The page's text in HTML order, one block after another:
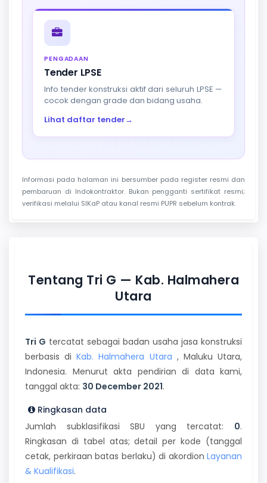
PENGADAAN
Tender LPSE
Info tender konstruksi aktif dari seluruh LPSE —
cocok dengan grade dan bidang usaha.
Lihat daftar tender→
Informasi pada halaman ini bersumber pada register resmi dan
pembaruan di Indokontraktor. Bukan pengganti sertifikat resmi;
verifikasi melalui SIKaP atau kanal resmi PUPR sebelum kontrak.
Tentang Tri G — Kab. Halmahera
Utara
Tri G tercatat sebagai badan usaha jasa konstruksi
berbasis diKab. Halmahera Utara , Maluku Utara,
Indonesia. Menurut akta pendirian di data kami,
tanggal akta: 30 December 2021.
Ringkasan data
Jumlah subklasifikasi SBU yang tercatat: 0.
Ringkasan di tabel atas; detail per kode (tanggal
cetak, perkiraan batas berlaku) di akordion Layanan
& Kualifikasi.